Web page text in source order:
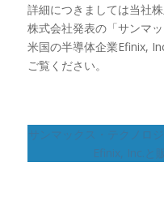
詳細につきましては当社
株式会社発表の「サンマ
米国の半導体企業Efinix,
ご覧ください。
サンマックス・テクノロ
Efinix, Inc.と